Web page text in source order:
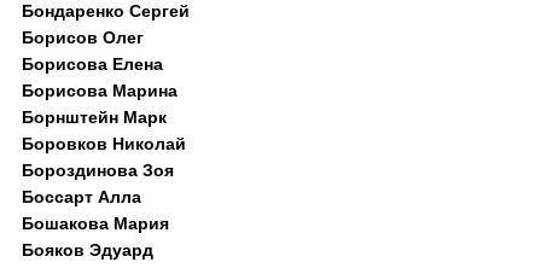
Бондаренко Сергей
Борисов Олег
Борисова Елена
Борисова Марина
Борнштейн Марк
Боровков Николай
Бороздинова Зоя
Боссарт Алла
Бошакова Мария
Бояков Эдуард